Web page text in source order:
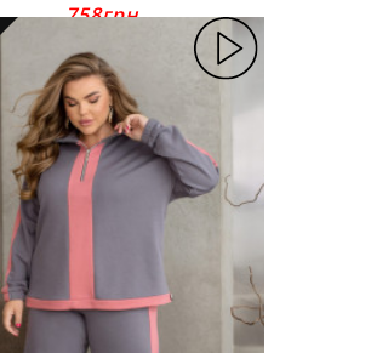
758грн.